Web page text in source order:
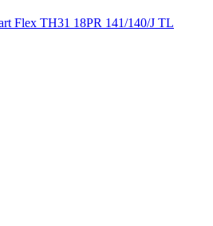
Flex TH31 18PR 141/140/J TL